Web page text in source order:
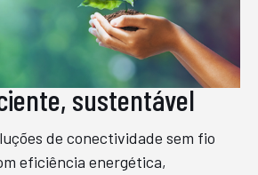
sustentável
de conectividade sem fio
eficiência energética,